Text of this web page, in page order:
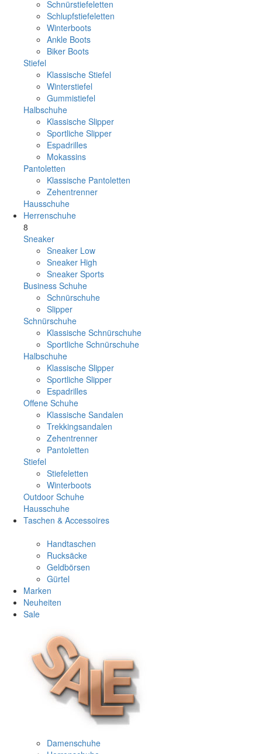
Schnürstiefeletten
Schlupfstiefeletten
Winterboots
Ankle Boots
Biker Boots
Stiefel
Klassische Stiefel
Winterstiefel
Gummistiefel
Halbschuhe
Klassische Slipper
Sportliche Slipper
Espadrilles
Mokassins
Pantoletten
Klassische Pantoletten
Zehentrenner
Hausschuhe
Herrenschuhe
8
Sneaker
Sneaker Low
Sneaker High
Sneaker Sports
Business Schuhe
Schnürschuhe
Slipper
Schnürschuhe
Klassische Schnürschuhe
Sportliche Schnürschuhe
Halbschuhe
Klassische Slipper
Sportliche Slipper
Espadrilles
Offene Schuhe
Klassische Sandalen
Trekkingsandalen
Zehentrenner
Pantoletten
Stiefel
Stiefeletten
Winterboots
Outdoor Schuhe
Hausschuhe
Taschen & Accessoires
Handtaschen
Rucksäcke
Geldbörsen
Gürtel
Marken
Neuheiten
Sale
Damenschuhe